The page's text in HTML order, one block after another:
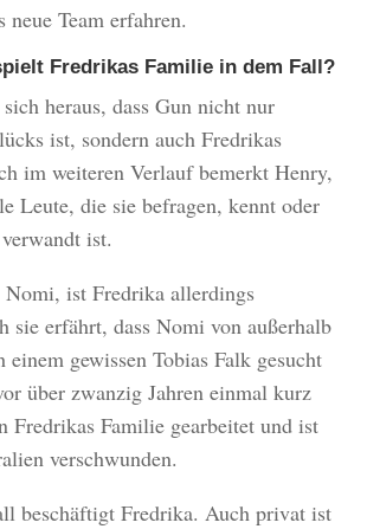
neue Team erfahren.
Fredrikas Familie in dem Fall?
heraus, dass Gun nicht nur
ist, sondern auch Fredrikas
im weiteren Verlauf bemerkt Henry,
Leute, die sie befragen, kennt oder
ist.
ist Fredrika allerdings
sie erfährt, dass Nomi von außerhalb
einem gewissen Tobias Falk gesucht
über zwanzig Jahren einmal kurz
Fredrikas Familie gearbeitet und ist
verschwunden.
beschäftigt Fredrika. Auch privat ist